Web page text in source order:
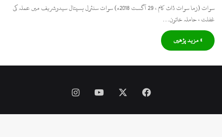
سوات (زما سوات ڈاٹ کام ، 29 آگست 2018ء) سوات سنٹرل ہسپتال سیدوشریف میں عملہ کی
غفلت ، حاملہ خاتون…
» مزید پڑھیں
Facebook
YouTube